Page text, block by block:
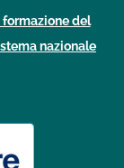
formazione del
nazionale